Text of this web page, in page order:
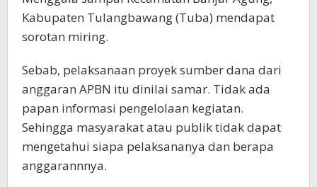
Kabupaten Tulangbawang (Tuba) mendapat
sorotan miring.
Sebab, pelaksanaan proyek sumber dana dari
anggaran APBN itu dinilai samar. Tidak ada
papan informasi pengelolaan kegiatan.
Sehingga masyarakat atau publik tidak dapat
mengetahui siapa pelaksananya dan berapa
anggarannnya.